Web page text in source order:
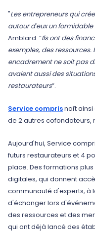
"Les entrepreneurs qui
autour d'eux un
Amblard. “Ils ont des
exemples, des
encadrement ne soit pas
avaient aussi des
restaurateurs”.
Service comprisnaît ainsi
de 2 autres
Aujourd'hui, Service
futurs restaurateurs et 4
place. Des formations
digitales, qui donnent
communauté d'experts, à
d'échanger lors
des ressources et des
qui ont déjà lancé des